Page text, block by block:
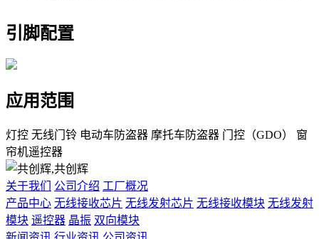
引脚配置
应用范围
灯控 无线门铃 电动车防盗器 摩托车防盗器 门控（GDO） 窗
帘机遥控器
关于我们 公司介绍 工厂概况
产品中心 无线接收芯片 无线发射芯片 无线接收模块 无线发射
模块 遥控器 晶振 双向模块